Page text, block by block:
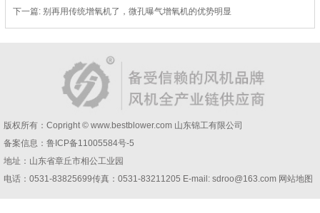
下一篇: 别再用传统增氧机了，微孔曝气增氧机的优势明显
版权所有：Copright © www.bestblower.com 山东锦工有限公司
备案信息： 鲁ICP备11005584号-5
地址：山东省章丘市相公工业园
电话：0531-83825699传真：0531-83211205 E-mail: sdroo@163.com 网站地图